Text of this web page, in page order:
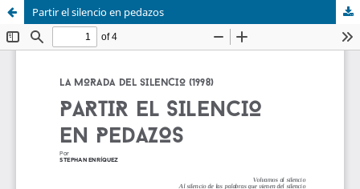
Partir el silencio en pedazos